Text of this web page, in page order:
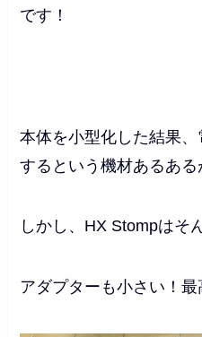
です！
本体を小型化した結果
するという機材あるある
しかし、HX Stompはそ
アダプターも小さい！最